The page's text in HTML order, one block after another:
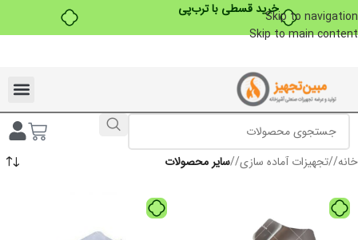
خرید قسطی با ترب‌پیSkip to navigation
Skip to main contentتخفیفات ویژه به مناسبت ماه محرم
خانه/ تجهیزات آماده سازی/ سایر محصولات